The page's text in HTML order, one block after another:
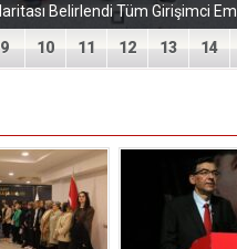
9 10 11 12 13 14